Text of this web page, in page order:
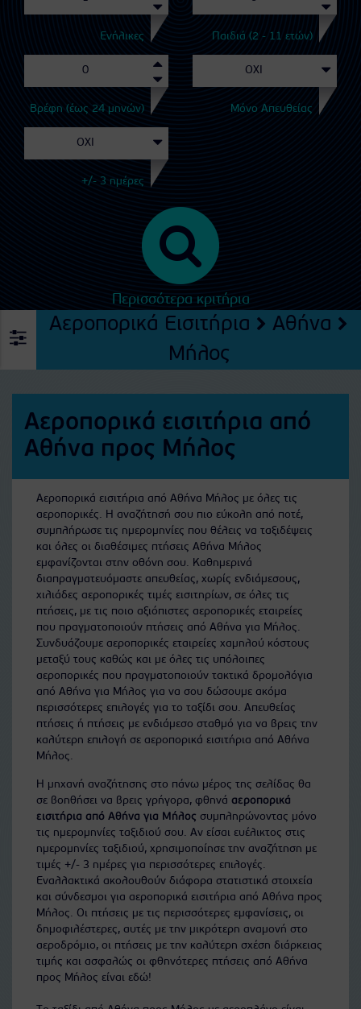
Ενήλικες Παιδιά (2 - 11 ετών)
Βρέφη (έως 24 μηνών) Μόνο Απευθείας
+/- 3 ημέρες
Περισσότερα κριτήρια
Αεροπορικά Εισιτήρια
Αθήνα
Μήλος
Αεροπορικά εισιτήρια από
Αθήνα προς Μήλος
Αεροπορικά εισιτήρια από Αθήνα Μήλος με όλες τις
αεροπορικές. Η αναζήτησή σου πιο εύκολη από ποτέ,
συμπλήρωσε τις ημερομηνίες που θέλεις να ταξιδέψεις
και όλες οι διαθέσιμες πτήσεις Αθήνα Μήλος
εμφανίζονται στην οθόνη σου. Καθημερινά
διαπραγματευόμαστε απευθείας, χωρίς ενδιάμεσους,
χιλιάδες αεροπορικές τιμές εισιτηρίων, σε όλες τις
πτήσεις, με τις ποιο αξιόπιστες αεροπορικές εταιρείες
που πραγματοποιούν πτήσεις από Αθήνα για Μήλος.
Συνδυάζουμε αεροπορικές εταιρείες χαμηλού κόστους
μεταξύ τους καθώς και με όλες τις υπόλοιπες
αεροπορικές που πραγματοποιούν τακτικά δρομολόγια
από Αθήνα για Μήλος για να σου δώσουμε ακόμα
περισσότερες επιλογές για το ταξίδι σου. Απευθείας
πτήσεις ή πτήσεις με ενδιάμεσο σταθμό για να βρεις την
καλύτερη επιλογή σε αεροπορικά εισιτήρια από Αθήνα
Μήλος.
Η μηχανή αναζήτησης στο πάνω μέρος της σελίδας θα
σε βοηθήσει να βρεις γρήγορα, φθηνά αεροπορικά
εισιτήρια από Αθήνα για Μήλος συμπληρώνοντας μόνο
τις ημερομηνίες ταξιδιού σου. Αν είσαι ευέλικτος στις
ημερομηνίες ταξιδιού, χρησιμοποίησε την αναζήτηση με
τιμές +/- 3 ημέρες για περισσότερες επιλογές.
Εναλλακτικά ακολουθούν διάφορα στατιστικά στοιχεία
και σύνδεσμοι για αεροπορικά εισιτήρια από Αθήνα προς
Μήλος. Οι πτήσεις με τις περισσότερες εμφανίσεις, οι
δημοφιλέστερες, αυτές με την μικρότερη αναμονή στο
αεροδρόμιο, οι πτήσεις με την καλύτερη σχέση διάρκειας
τιμής και ασφαλώς οι φθηνότερες πτήσεις από Αθήνα
προς Μήλος είναι εδώ!